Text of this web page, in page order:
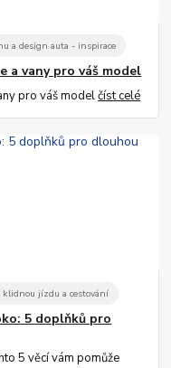
a design auta - inspirace
a vany pro váš model
pro váš modelčíst celé
klidnou jízdu a cestování
5 doplňků pro
5 věcí vám pomůže